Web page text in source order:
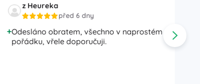
z Heureka
před 6 dny
Odesláno obratem, všechno v naprostém
pořádku, vřele doporučuji.